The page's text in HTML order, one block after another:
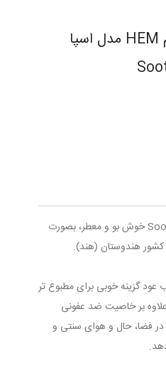
عود خوشبو کننده هم HEM مدل اسپا
عود اسپا (ماساژ) Soothing SPA خوش بو و معطر، بصورت
هندوستان (هند).
عود گزینه خوبی برای مطبوع تر
بر خاصیت ضد عفونی
در فضا، حال و هوای سنتی و